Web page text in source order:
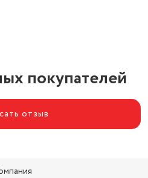
красный
5.50 л, нерж.сталь
покупателей
отзыв